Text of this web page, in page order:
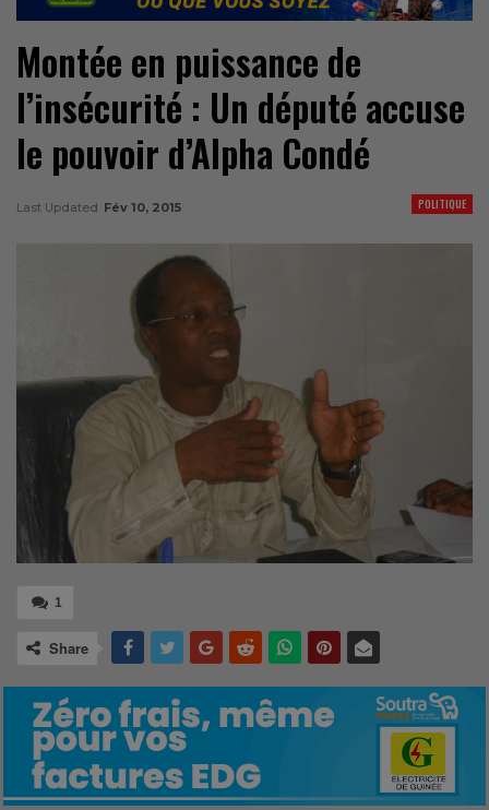
Montée en puissance de
l’insécurité : Un député accuse
le pouvoir d’Alpha Condé
POLITIQUE
Last Updated Fév 10, 2015
1
Share